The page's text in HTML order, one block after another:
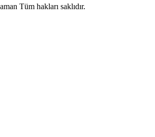
Tüm hakları saklıdır.